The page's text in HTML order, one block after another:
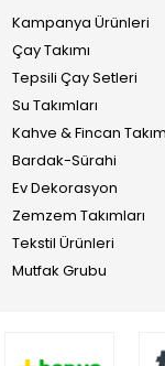
Kampanya Ürünleri
Çay Takımı
Tepsili Çay Setleri
Su Takımları
Kahve & Fincan
Bardak-Sürahi
Ev Dekorasyon
Zemzem Takımları
Tekstil Ürünleri
Mutfak Grubu